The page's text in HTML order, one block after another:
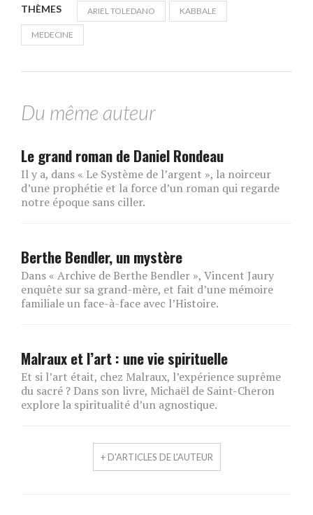
THÈMES ARIEL TOLEDANO KABBALE
MEDECINE
Du même auteur
Le grand roman de Daniel Rondeau
Il y a, dans « Le Système de l’argent », la noirceur
d’une prophétie et la force d’un roman qui regarde
notre époque sans ciller.
Berthe Bendler, un mystère
Dans « Archive de Berthe Bendler », Vincent Jaury
enquête sur sa grand-mère, et fait d’une mémoire
familiale un face-à-face avec l’Histoire.
Malraux et l’art : une vie spirituelle
Et si l’art était, chez Malraux, l’expérience suprême
du sacré ? Dans son livre, Michaël de Saint-Cheron
explore la spiritualité d’un agnostique.
+ D'ARTICLES DE L'AUTEUR